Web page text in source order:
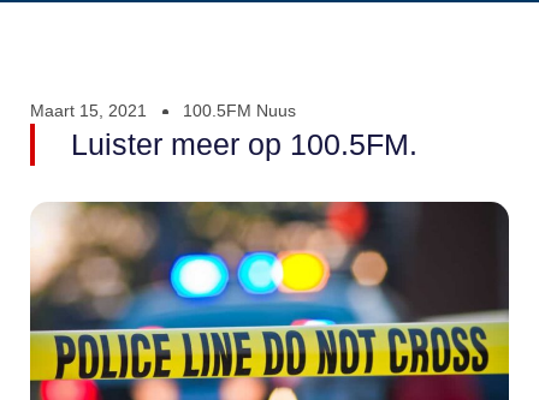
Maart 15, 2021 100.5FM Nuus
Luister meer op 100.5FM.